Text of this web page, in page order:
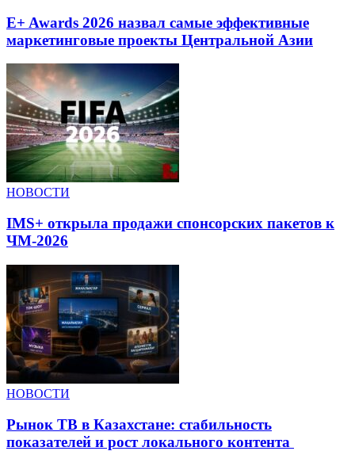
E+ Awards 2026 назвал самые эффективные
маркетинговые проекты Центральной Азии
НОВОСТИ
IMS+ открыла продажи спонсорских пакетов к
ЧМ-2026
НОВОСТИ
Рынок ТВ в Казахстане: стабильность
показателей и рост локального контента